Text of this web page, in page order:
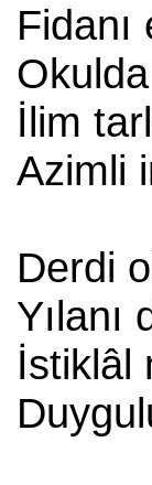
İlim
Azimli
Derdi
Yılanı
İstiklâl